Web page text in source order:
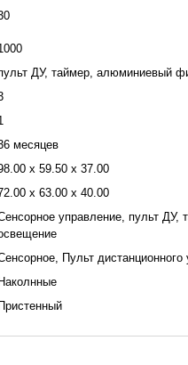
ДУ, таймер, алюминиевый
месяцев
х 59.50 х 37.00
х 63.00 х 40.00
управление, пульт ДУ,
Пульт дистанционного
Наколнные
Пристенный